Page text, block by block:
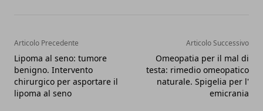
Articolo Precedente
Lipoma al seno: tumore
benigno. Intervento
chirurgico per asportare il
lipoma al seno
Articolo Successivo
Omeopatia per il mal di
testa: rimedio omeopatico
naturale. Spigelia per l'
emicrania